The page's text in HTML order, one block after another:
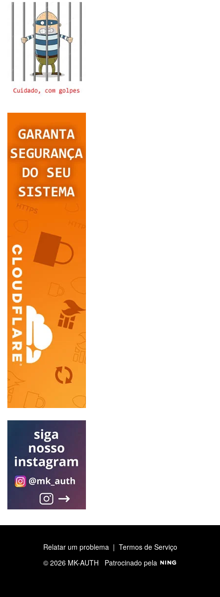
Relatar um problema| Termos de Serviço
© 2026 MK-AUTH Patrocinado pela